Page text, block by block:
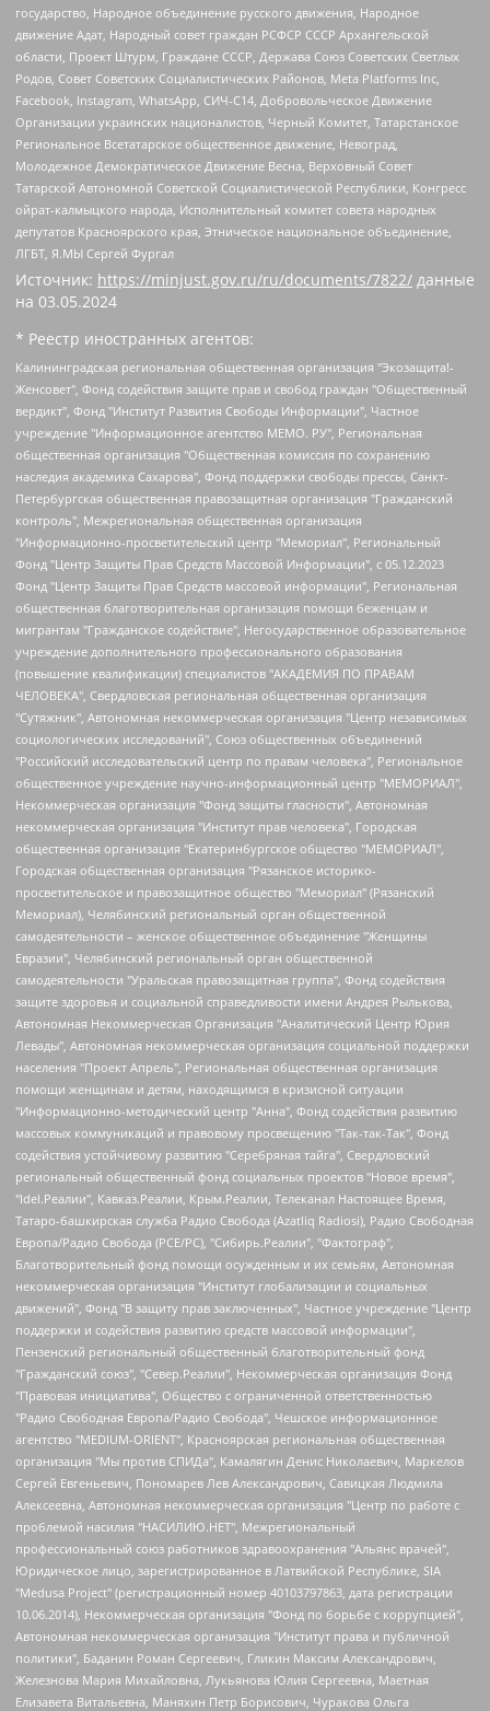
государство, Народное объединение русского движения, Народное
движение Адат, Народный совет граждан РСФСР СССР Архангельской
области, Проект Штурм, Граждане СССР, Держава Союз Советских Светлых
Родов, Совет Советских Социалистических Районов, Meta Platforms Inc,
Facebook, Instagram, WhatsApp, СИЧ-С14, Добровольческое Движение
Организации украинских националистов, Черный Комитет, Татарстанское
Региональное Всетатарское общественное движение, Невоград,
Молодежное Демократическое Движение Весна, Верховный Совет
Татарской Автономной Советской Социалистической Республики, Конгресс
ойрат-калмыцкого народа, Исполнительный комитет совета народных
депутатов Красноярского края, Этническое национальное объединение,
ЛГБТ, Я.МЫ Сергей Фургал
Источник: https://minjust.gov.ru/ru/documents/7822/ данные
на 03.05.2024
* Реестр иностранных агентов:
Калининградская региональная общественная организация "Экозащита!-Женсовет", Фонд содействия защите прав и свобод граждан "Общественный вердикт", Фонд "Институт Развития Свободы Информации", Частное учреждение "Информационное агентство МЕМО. РУ", Региональная общественная организация "Общественная комиссия по сохранению наследия академика Сахарова", Фонд поддержки свободы прессы, Санкт-Петербургская общественная правозащитная организация "Гражданский контроль", Межрегиональная общественная организация "Информационно-просветительский центр "Мемориал", Региональный Фонд "Центр Защиты Прав Средств Массовой Информации", с 05.12.2023 Фонд "Центр Защиты Прав Средств массовой информации", Региональная общественная благотворительная организация помощи беженцам и мигрантам "Гражданское содействие", Негосударственное образовательное учреждение дополнительного профессионального образования (повышение квалификации) специалистов "АКАДЕМИЯ ПО ПРАВАМ ЧЕЛОВЕКА", Свердловская региональная общественная организация "Сутяжник", Автономная некоммерческая организация "Центр независимых социологических исследований", Союз общественных объединений "Российский исследовательский центр по правам человека", Региональное общественное учреждение научно-информационный центр "МЕМОРИАЛ", Некоммерческая организация "Фонд защиты гласности", Автономная некоммерческая организация "Институт прав человека", Городская общественная организация "Екатеринбургское общество "МЕМОРИАЛ", Городская общественная организация "Рязанское историко-просветительское и правозащитное общество "Мемориал" (Рязанский Мемориал), Челябинский региональный орган общественной самодеятельности – женское общественное объединение "Женщины Евразии", Челябинский региональный орган общественной самодеятельности "Уральская правозащитная группа", Фонд содействия защите здоровья и социальной справедливости имени Андрея Рылькова, Автономная Некоммерческая Организация "Аналитический Центр Юрия Левады", Автономная некоммерческая организация социальной поддержки населения "Проект Апрель", Региональная общественная организация помощи женщинам и детям, находящимся в кризисной ситуации "Информационно-методический центр "Анна", Фонд содействия развитию массовых коммуникаций и правовому просвещению "Так-так-Так", Фонд содействия устойчивому развитию "Серебряная тайга", Свердловский региональный общественный фонд социальных проектов "Новое время", "Idel.Реалии", Кавказ.Реалии, Крым.Реалии, Телеканал Настоящее Время, Татаро-башкирская служба Радио Свобода (Azatliq Radiosi), Радио Свободная Европа/Радио Свобода (PCE/PC), "Сибирь.Реалии", "Фактограф", Благотворительный фонд помощи осужденным и их семьям, Автономная некоммерческая организация "Институт глобализации и социальных движений", Фонд "В защиту прав заключенных", Частное учреждение "Центр поддержки и содействия развитию средств массовой информации", Пензенский региональный общественный благотворительный фонд "Гражданский союз", "Север.Реалии", Некоммерческая организация Фонд "Правовая инициатива", Общество с ограниченной ответственностью "Радио Свободная Европа/Радио Свобода", Чешское информационное агентство "MEDIUM-ORIENT", Красноярская региональная общественная организация "Мы против СПИДа", Камалягин Денис Николаевич, Маркелов Сергей Евгеньевич, Пономарев Лев Александрович, Савицкая Людмила Алексеевна, Автономная некоммерческая организация "Центр по работе с проблемой насилия "НАСИЛИЮ.НЕТ", Межрегиональный профессиональный союз работников здравоохранения "Альянс врачей", Юридическое лицо, зарегистрированное в Латвийской Республике, SIA "Medusa Project" (регистрационный номер 40103797863, дата регистрации 10.06.2014), Некоммерческая организация "Фонд по борьбе с коррупцией", Автономная некоммерческая организация "Институт права и публичной политики", Баданин Роман Сергеевич, Гликин Максим Александрович, Железнова Мария Михайловна, Лукьянова Юлия Сергеевна, Маетная Елизавета Витальевна, Маняхин Петр Борисович, Чуракова Ольга Владимировна, Ярош Юлия Петровна, Юридическое лицо "The Insider SIA", зарегистрированное в Риге, Латвийская Республика (дата регистрации 26.06.2015), являющееся администратором доменного имени интернет-издания "The Insider SIA", https://theins.ru, Постернак Алексей Евгеньевич, Рубин Михаил Аркадьевич, Анин Роман Александрович, Юридическое лицо Istories fonds, зарегистрированное в Латвийской Республике (регистрационный номер 50008295751, дата регистрации 24.02.2020), Великовский Дмитрий Александрович, Долинина Ирина Николаевна, Мароховская Алеся Алексеевна, Шлейнов Роман Юрьевич, Шмагун Олеся Валентиновна, Общество с ограниченной ответственностью "Альтаир 2021", Общество с ограниченной ответственностью "Вега 2021", Общество с ограниченной ответственностью "Главный редактор 2021", Общество с ограниченной ответственностью "Ромашки монолит", Важенков Артем Валерьевич, Ивановская областная общественная организация "Центр гендерных исследований", Гурман Юрий Альбертович, Медиапроект "ОВД-Инфо", Егоров Владимир Владимирович, Жилинский Владимир Александрович, Общество с ограниченной ответственностью "ЗП", Иванова София Юрьевна, Карезина Инна Павловна, Кильтау Екатерина Викторовна, Петров Алексей Викторович, Пискунов Сергей Евгеньевич, Смирнов Сергей Сергеевич, Тихонов Михаил Сергеевич, Общество с ограниченной ответственностью "ЖУРНАЛИСТ-ИНОСТРАННЫЙ АГЕНТ", Арапова Галина Юрьевна, Вольтская Татьяна Анатольевна, Американская компания "Mason G.E.S. Anonymous Foundation" (США), являющаяся владельцем интернет-издания https://mnews.world/, Компания "Stichting Bellingcat", зарегистрированная в Нидерландах (дата регистрации 11.07.2018), Захаров Андрей Вячеславович, Клепиковская Екатерина Дмитриевна, Общество с ограниченной ответственностью "МЕМО", Перл Роман Александрович, Симонов Евгений Алексеевич, Соловьева Елена Анатольевна, Сотников Даниил Владимирович, Сурначева Елизавета Дмитриевна, Автономная некоммерческая организация по защите прав человека и информированию населения "Якутия – Наше Мнение", Общество с ограниченной ответственностью "Москоу диджитал медиа", с 26.01.2023 Общество с ограниченной ответственностью "Чайка Белые сады", Ветошкина Валерия Валерьевна, Заговора Максим Александрович, Межрегиональное общественное движение "Российская ЛГБТ - сеть", Оленичев Максим Владимирович, Павлов Иван Юрьевич, Скворцова Елена Сергеевна, Общество с ограниченной ответственностью "Как бы инагент", Кочетков Игорь Викторович, Общество с ограниченной ответственностью "Честные выборы", Еланчик Олег Александрович, Общество с ограниченной ответственностью "Нобелевский призыв", Гималова Регина Эмилевна, Григорьев Андрей Валерьевич, Григорьева Алина Александровна, Ассоциация по содействию защите прав призывников, альтернативнослужащих и военнослужащих "Правозащитная группа "Гражданин.Армия.Право", Хисамова Регина Фаритовна, Автономная некоммерческая организация по реализации социально-правовых программ "Лилит", Дальневосточное общественное движение "Маяк", Санкт-Петербургская ЛГБТ-инициативная группа "Выход", Инициативная группа ЛГБТ+ "Реверс", Алексеев Андрей Викторович, Бекбулатова Таисия Львовна, Беляев Иван Михайлович, Владыкина Елена Сергеевна, Гельман Марат Александрович, Никульшина Вероника Юрьевна, Толоконникова Надежда Андреевна, Шендерович Виктор Анатольевич, Общество с ограниченной ответственностью "Данное сообщение", Общество с ограниченной ответственностью Издательский дом "Новая глава", Айнбиндер Александра Александровна, Московский комьюнити-центр для ЛГБТ+инициатив, Благотворительный фонд развития филантропии, Deutsche Welle (Германия, Kurt-Schumacher-Strasse 3, 53113 Bonn), Борзунова Мария Михайловна, Воробьев Виктор Викторович, Голубева Анна Львовна, Константинова Алла Михайловна, Малкова Ирина Владимировна, Мурадов Мурад Абдулгалимович, Осетинская Елизавета Николаевна, Понасенков Евгений Николаевич, Ганапольский Матвей Юрьевич, Киселев Евгений Алексеевич, Борухович Ирина Григорьевна, Дремин Иван Тимофеевич, Дубровский Дмитрий Викторович, Красноярская региональная общественная организация поддержки и развития альтернативных образовательных технологий и межкультурных коммуникаций "ИНТЕРРА", Маяковская Екатерина Алексеевна, Фейгин Марк Захарович, Филимонов Андрей Викторович, Дзугкоева Регина Николаевна, Доброхотов Роман Александрович, Дудь Юрий Александрович, Елкин Сергей Владимирович, Кругликов Кирилл Игоревич, Сабунаева Мария Леонидовна, Семенов Алексей Владимирович, Шаинян Карен Багратович, Шульман Екатерина Михайловна, Асафьев Артур Валерьевич, Вахштайн Виктор Семенович, Венедиктов Алексей Алексеевич, Лушникова Екатерина Евгеньевна, Волков Леонид Михайлович, Невзоров Александр Глебович, Пархоменко Сергей Борисович, Сироткин Ярослав Николаевич, Кара-Мурза Владимир Владимирович, Баранова Наталья Владимировна, Гозман Леонид Яковлевич, Кагарлицкий Борис Юльевич, Климарев Михаил Валерьевич, Милов Владимир Станиславович, Автономная некоммерческая организация Краснодарский центр современного искусства "Типография", Моргенштерн Алишер Тагирович, Соболь Любовь Эдуардовна, Общество с ограниченной ответственностью "ЛИЗА НОРМ", Каспаров Гарри Кимович, Ходорковский Михаил Борисович, Общество с ограниченной ответственностью "Апрельские тезисы", Данилович Ирина Брониславовна, Кашин Олег Владимирович, Петров Николай Владимирович, Пивоваров Алексей Владимирович, Соколов Михаил Владимирович, Цветкова Юлия Владимировна, Чичваркин Евгений Александрович, Комитет против пыток/Команда против пыток, Общество с ограниченной ответственностью "Первый научный", Общество с ограниченной ответственностью "Вертолет и ко", Белоцерковская Вероника Борисовна, Кац Максим Евгеньевич, Лазарева Татьяна Юрьевна, Шаведдинов Руслан Табризович, Яшин Илья Валерьевич, Общество с ограниченной ответственностью "Иноагент ААВ", Алешковский Дмитрий Петрович, Альбац Евгения Марковна, Быков Дмитрий Львович, Галямина Юлия Евгеньевна, Лойко Сергей Леонидович, Мартынов Кирилл Константинович, Медведев Сергей Александрович, Крашенинников Федор Геннадиевич, Гордеева Катерина Вл